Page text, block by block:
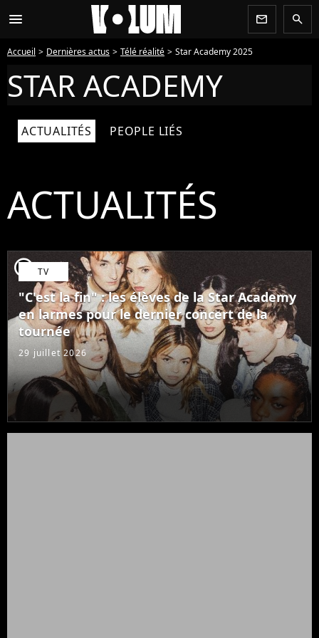
menu newsletter search
Accueil Dernières actus Télé réalité Star Academy 2025
STAR ACADEMY
ACTUALITÉS PEOPLE LIÉS
ACTUALITÉS
player2 TV
"C'est la fin" : les élèves de la Star Academy
en larmes pour le dernier concert de la
tournée
29 juillet 2026